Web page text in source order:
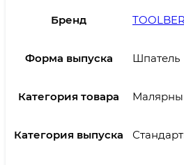
Бренд
Форма выпуска Шпатель
Категория товара
Категория выпуска